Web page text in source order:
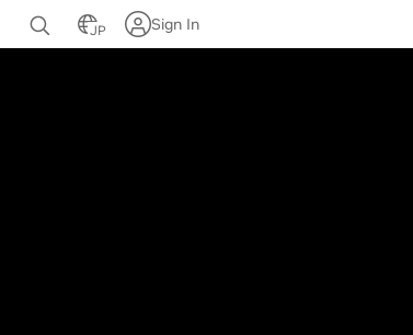
JP Sign In